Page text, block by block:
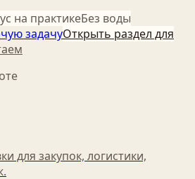
на практикеБез воды
задачуОткрыть раздел для
для закупок, логистики,